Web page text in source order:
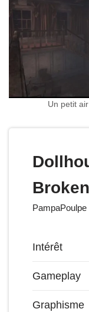
Un petit
PampaPoulpe
Intérêt
Gameplay
Graphisme